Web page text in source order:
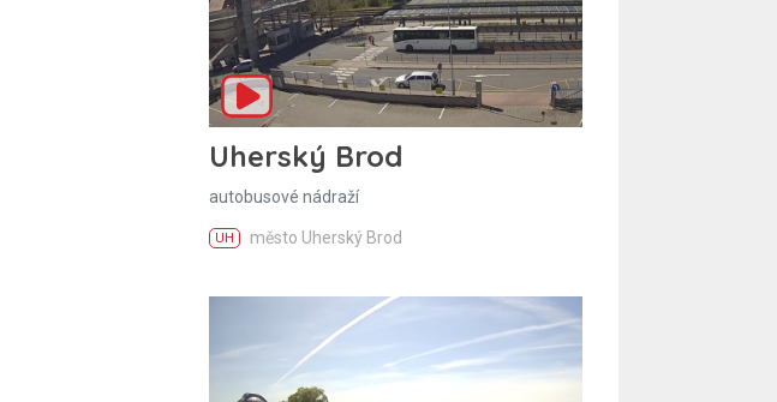
Uherský Brod
autobusové nádraží
UH město Uherský Brod